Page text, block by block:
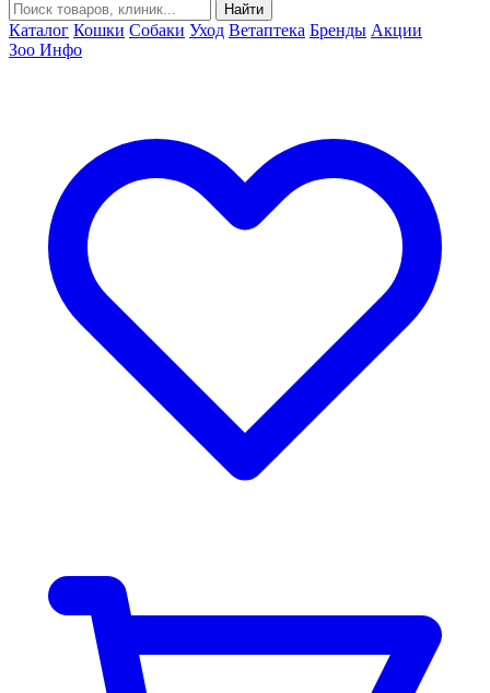
Найти
Каталог Кошки Собаки Уход Ветаптека Бренды Акции
Зоо Инфо